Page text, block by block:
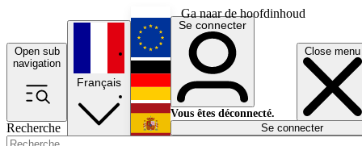
Ga naar de hoofdinhoud
Open sub
navigation
Close menu
Recherche
Français
English
Deutsch
Español
Se connecter
Vous êtes déconnecté.
Se connecter